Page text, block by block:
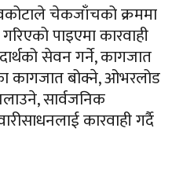
चेकजाँचको क्रममा
गरिएको पाइएमा कारवाही
सेवन गर्ने, कागजात
कागजात बोक्ने, ओभरलोड
सार्वजनिक
कारवाही गर्दै